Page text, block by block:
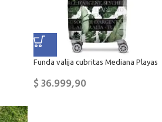
Funda valija cubritas Mediana Playas
$36.999,90